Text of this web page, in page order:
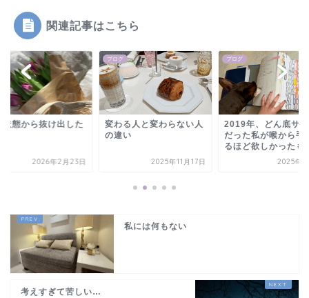
関連記事はこちら
状態から抜け出した
2026年2月23日
ブログ
変わる人と変わらない人
の違い
2025年11月17日
ブログ
2019年、どん底サ
だった私が喉から手
るほど欲しかったも
2025年8
私には何もない
考えすぎて苦しい…